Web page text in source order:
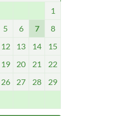
1
5 6 7
8
12 13 14
15
19 20 21
22
26 27 28
29